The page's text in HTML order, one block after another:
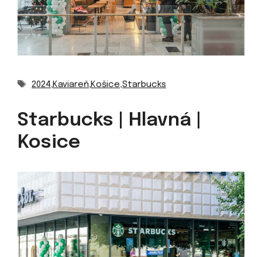
Značky
2024,Kaviareň,Košice,Starbucks
Starbucks | Hlavná |
Kosice